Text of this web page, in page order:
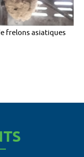
frelons asiatiques